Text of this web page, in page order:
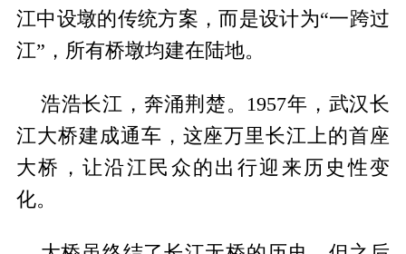
江中设墩的传统方案，而是设计为“一跨过
江”，所有桥墩均建在陆地。
浩浩长江，奔涌荆楚。1957年，武汉长
江大桥建成通车，这座万里长江上的首座
大桥，让沿江民众的出行迎来历史性变
化。